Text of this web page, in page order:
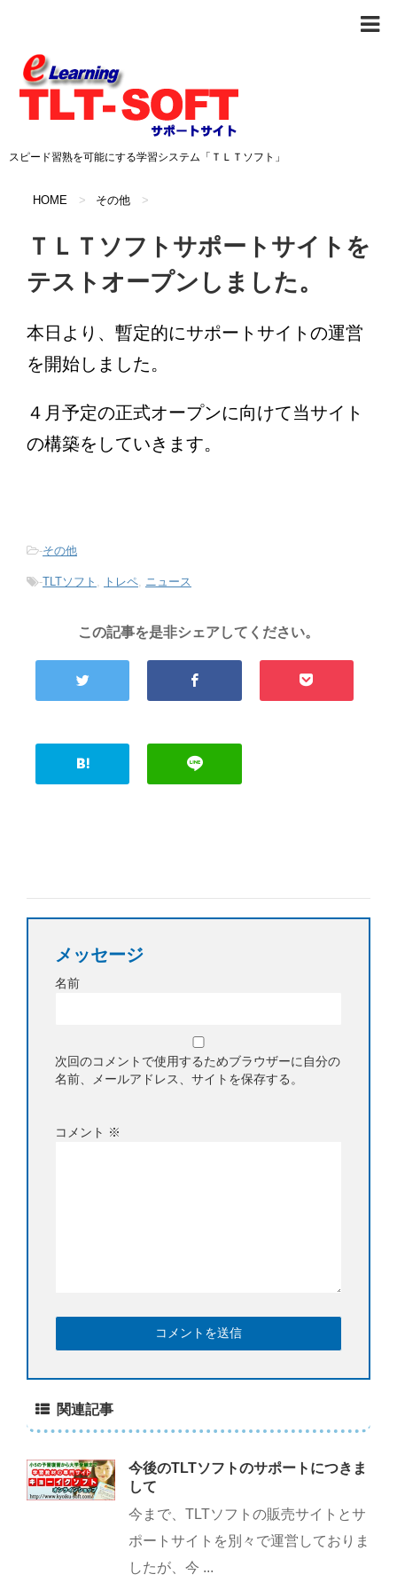
スピード習熟を可能にする学習システム「ＴＬＴソフト」
HOME > その他 >
ＴＬＴソフトサポートサイトを
テストオープンしました。
本日より、暫定的にサポートサイトの運営
を開始しました。
４月予定の正式オープンに向けて当サイト
の構築をしていきます。
-その他
-TLTソフト , トレペ, ニュース
この記事を是非シェアしてください。
メッセージ
名前
次回のコメントで使用するためブラウザーに自分の
名前、メールアドレス、サイトを保存する。
コメント ※
関連記事
今後のTLTソフトのサポートにつきま
して
今まで、TLTソフトの販売サイトとサ
ポートサイトを別々で運営しておりま
したが、今 ...